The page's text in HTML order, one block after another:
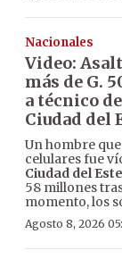
Nacionales
Video:
más de G.
a técnico
Ciudad del
Un hombre
celulares fue
Ciudad del Este
58 millones
momento, los
Agosto 8, 2026